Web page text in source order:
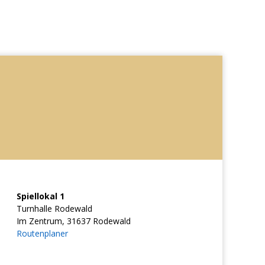
Spiellokal 1
Turnhalle Rodewald
Im Zentrum, 31637 Rodewald
Routenplaner